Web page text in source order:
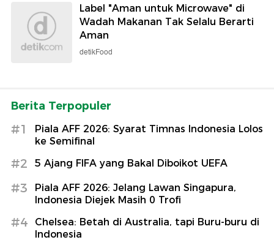
Label "Aman untuk Microwave" di
Wadah Makanan Tak Selalu Berarti
Aman
detikFood
Berita Terpopuler
#1
Piala AFF 2026: Syarat Timnas Indonesia Lolos
ke Semifinal
#2 5 Ajang FIFA yang Bakal Diboikot UEFA
#3
Piala AFF 2026: Jelang Lawan Singapura,
Indonesia Diejek Masih 0 Trofi
#4
Chelsea: Betah di Australia, tapi Buru-buru di
Indonesia